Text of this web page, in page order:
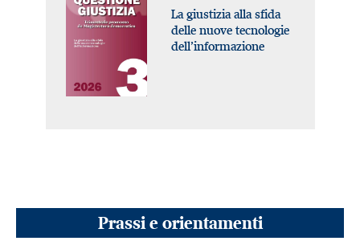
La giustizia alla sfida
delle nuove tecnologie
dell’informazione
Prassi e orientamenti